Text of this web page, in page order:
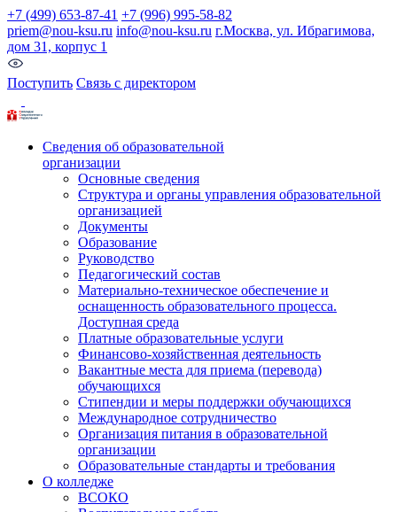
+7 (499) 653-87-41 +7 (996) 995-58-82
priem@nou-ksu.ru info@nou-ksu.ru г.Москва, ул. Ибрагимова,
дом 31, корпус 1
Поступить Связь с директором
Сведения об образовательной
организации
Основные сведения
Структура и органы управления образовательной
организацией
Документы
Образование
Руководство
Педагогический состав
Материально-техническое обеспечение и
оснащенность образовательного процесса.
Доступная среда
Платные образовательные услуги
Финансово-хозяйственная деятельность
Вакантные места для приема (перевода)
обучающихся
Стипендии и меры поддержки обучающихся
Международное сотрудничество
Организация питания в образовательной
организации
Образовательные стандарты и требования
О колледже
ВСОКО